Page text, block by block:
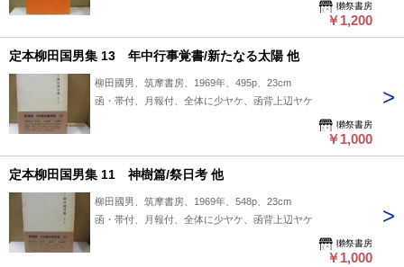
獺祭書房
￥1,200
定本柳田国男集 13 年中行事覚書/新たなる太陽 他
柳田國男、筑摩書房、1969年、495p、23cm
函・帯付、月報付、全体に少ヤケ、函背上辺ヤケ
獺祭書房
￥1,000
定本柳田国男集 11 神樹篇/祭日考 他
柳田國男、筑摩書房、1969年、548p、23cm
函・帯付、月報付、全体に少ヤケ、函背上辺ヤケ
獺祭書房
￥1,000